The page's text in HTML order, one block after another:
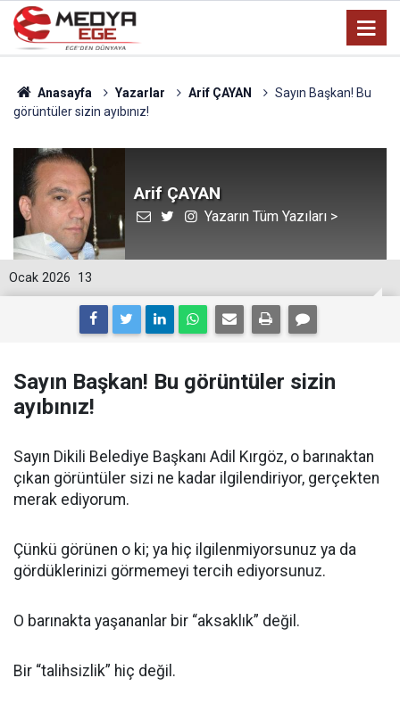
Anasayfa Yazarlar Arif ÇAYAN
Sayın Başkan! Bu
görüntüler sizin ayıbınız!
Arif ÇAYAN
Yazarın Tüm Yazıları >
13
Ocak 2026
Sayın Başkan! Bu görüntüler sizin
ayıbınız!
Sayın Dikili Belediye Başkanı Adil Kırgöz, o barınaktan
çıkan görüntüler sizi ne kadar ilgilendiriyor, gerçekten
merak ediyorum.
Çünkü görünen o ki; ya hiç ilgilenmiyorsunuz ya da
gördüklerinizi görmemeyi tercih ediyorsunuz.
O barınakta yaşananlar bir “aksaklık” değil.
Bir “talihsizlik” hiç değil.